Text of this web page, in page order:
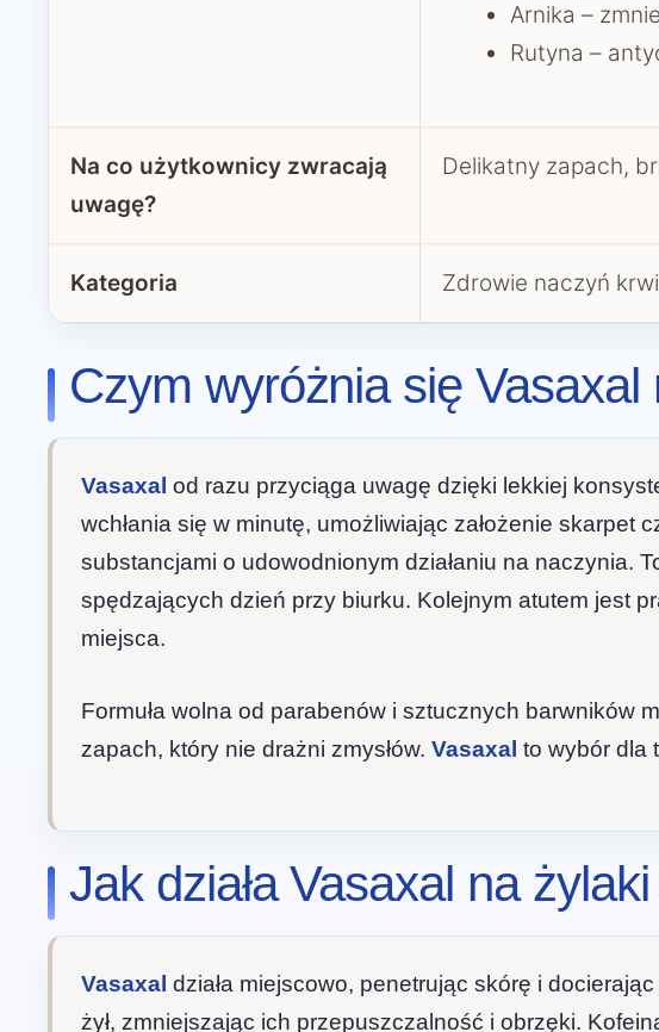
Arnika –
Rutyna –
Na co użytkownicy zwracają
uwagę?
Delikatny zapach,
Kategoria Zdrowie naczyń
Czym wyróżnia się
Vasaxal od razu przyciąga uwagę dzięki lekkiej
wchłania się w minutę, umożliwiając założenie skarpet
substancjami o udowodnionym działaniu na naczynia.
spędzających dzień przy biurku. Kolejnym atutem jest
miejsca.
Formuła wolna od parabenów i sztucznych barwników
zapach, który nie drażni zmysłów. Vasaxal to wybór dla
Jak działa Vasaxal na
Vasaxal działa miejscowo, penetrując skórę i
żył, zmniejszając ich przepuszczalność i obrzęki.